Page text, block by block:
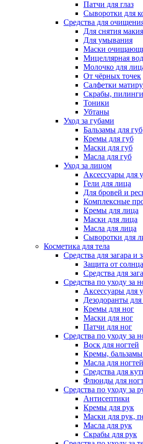
Патчи для глаз
Сыворотки для
Средства для
Для снятия
Для умывания
Маски
Мицеллярная
Молочко для
От чёрных точек
Салфетки
Скрабы,
Тоники
Убтаны
Уход за губами
Бальзамы для губ
Кремы для губ
Маски для губ
Масла для губ
Уход за лицом
Аксессуары для
Гели для лица
Для бровей и
Комплексные
Кремы для лица
Маски для лица
Масла для лица
Сыворотки для
Косметика для тела
Средства для загара и
Защита от солнца
Средства для
Средства по уходу за
Аксессуары для
Дезодоранты
Кремы для ног
Маски для ног
Патчи для ног
Средства по уходу за
Воск для ногтей
Кремы, бальзамы
Масла для ногтей
Средства для
Флюиды для
Средства по уходу за
Антисептики
Кремы для рук
Маски для рук,
Масла для рук
Скрабы для рук